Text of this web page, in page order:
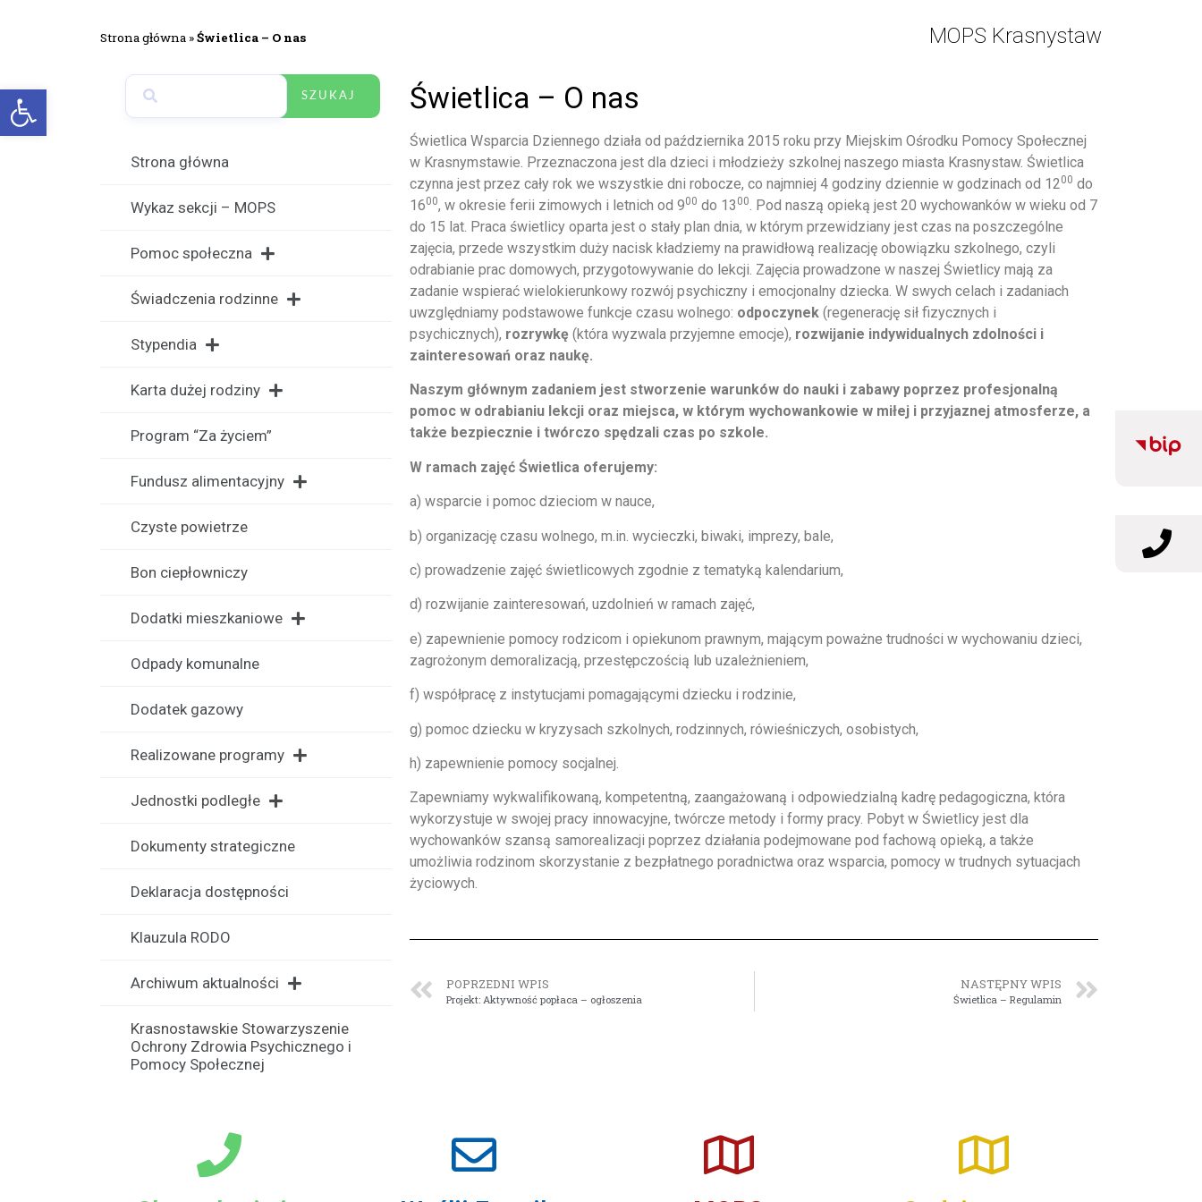
Open toolbar
Strona główna »Świetlica – O nas MOPS Krasnystaw
SZUKAJ
Strona główna
Wykaz sekcji – MOPS
Pomoc społeczna
Świadczenia rodzinne
Stypendia
Karta dużej rodziny
Program “Za życiem”
Fundusz alimentacyjny
Czyste powietrze
Bon ciepłowniczy
Dodatki mieszkaniowe
Odpady komunalne
Dodatek gazowy
Realizowane programy
Jednostki podległe
Dokumenty strategiczne
Deklaracja dostępności
Klauzula RODO
Archiwum aktualności
Krasnostawskie Stowarzyszenie
Ochrony Zdrowia Psychicznego i
Pomocy Społecznej
Świetlica – O nas
Świetlica Wsparcia Dziennego działa od października 2015 roku przy Miejskim Ośrodku Pomocy Społecznej
w Krasnymstawie. Przeznaczona jest dla dzieci i młodzieży szkolnej naszego miasta Krasnystaw. Świetlica
czynna jest przez cały rok we wszystkie dni robocze, co najmniej 4 godziny dziennie w godzinach od 1200 do
1600, w okresie ferii zimowych i letnich od 900 do 13 00. Pod naszą opieką jest 20 wychowanków w wieku od 7
do 15 lat. Praca świetlicy oparta jest o stały plan dnia, w którym przewidziany jest czas na poszczególne
zajęcia, przede wszystkim duży nacisk kładziemy na prawidłową realizację obowiązku szkolnego, czyli
odrabianie prac domowych, przygotowywanie do lekcji. Zajęcia prowadzone w naszej Świetlicy mają za
zadanie wspierać wielokierunkowy rozwój psychiczny i emocjonalny dziecka. W swych celach i zadaniach
uwzględniamy podstawowe funkcje czasu wolnego: odpoczynek(regenerację sił fizycznych i
psychicznych), rozrywkę(która wyzwala przyjemne emocje), rozwijanie indywidualnych zdolności i
zainteresowań oraz naukę.
Naszym głównym zadaniem jest stworzenie warunków do nauki i zabawy poprzez profesjonalną
pomoc w odrabianiu lekcji oraz miejsca, w którym wychowankowie w miłej i przyjaznej atmosferze, a
także bezpiecznie i twórczo spędzali czas po szkole.
W ramach zajęć Świetlica oferujemy:
a) wsparcie i pomoc dzieciom w nauce,
b) organizację czasu wolnego, m.in. wycieczki, biwaki, imprezy, bale,
c) prowadzenie zajęć świetlicowych zgodnie z tematyką kalendarium,
d) rozwijanie zainteresowań, uzdolnień w ramach zajęć,
e) zapewnienie pomocy rodzicom i opiekunom prawnym, mającym poważne trudności w wychowaniu dzieci,
zagrożonym demoralizacją, przestępczością lub uzależnieniem,
f) współpracę z instytucjami pomagającymi dziecku i rodzinie,
g) pomoc dziecku w kryzysach szkolnych, rodzinnych, rówieśniczych, osobistych,
h) zapewnienie pomocy socjalnej.
Zapewniamy wykwalifikowaną, kompetentną, zaangażowaną i odpowiedzialną kadrę pedagogiczna, która
wykorzystuje w swojej pracy innowacyjne, twórcze metody i formy pracy. Pobyt w Świetlicy jest dla
wychowanków szansą samorealizacji poprzez działania podejmowane pod fachową opieką, a także
umożliwia rodzinom skorzystanie z bezpłatnego poradnictwa oraz wsparcia, pomocy w trudnych sytuacjach
życiowych.
POPRZEDNI WPIS
Projekt: Aktywność popłaca – ogłoszenia
NASTĘPNY WPIS
Świetlica – Regulamin